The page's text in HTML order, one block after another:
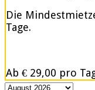
Die
Tage.
Ab € 29,00 pro